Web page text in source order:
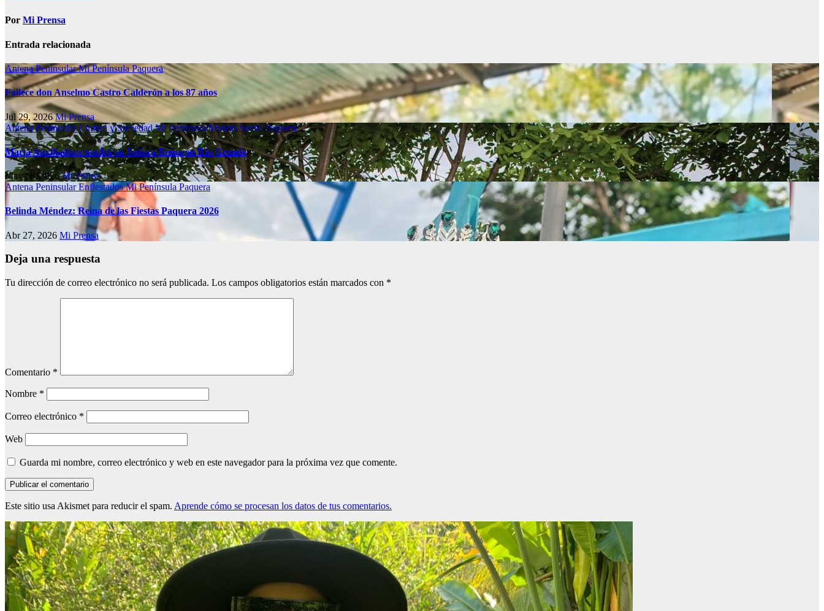
Por Mi Prensa
Entrada relacionada
Antena PeninsularMi PenínsulaPaquera
Fallece don Anselmo Castro Calderón a los 87 años
Jul 29, 2026Mi Prensa
Antena PeninsularCultura y SociedadMi PenínsulaMundo SocialPaquera
María Auxiliadora tendrá su Señora Reina en Río Grande
May 18, 2026Mi Prensa
Antena PeninsularEnfiestadosMi Península Paquera
Belinda Méndez: Reina de las Fiestas Paquera 2026
Abr 27, 2026 Mi Prensa
Deja una respuesta
Tu dirección de correo electrónico no será publicada. Los campos obligatorios están marcados con *
Comentario *
Nombre *
Correo electrónico *
Web
Guarda mi nombre, correo electrónico y web en este navegador para la próxima vez que comente.
Este sitio usa Akismet para reducir el spam. Aprende cómo se procesan los datos de tus comentarios.